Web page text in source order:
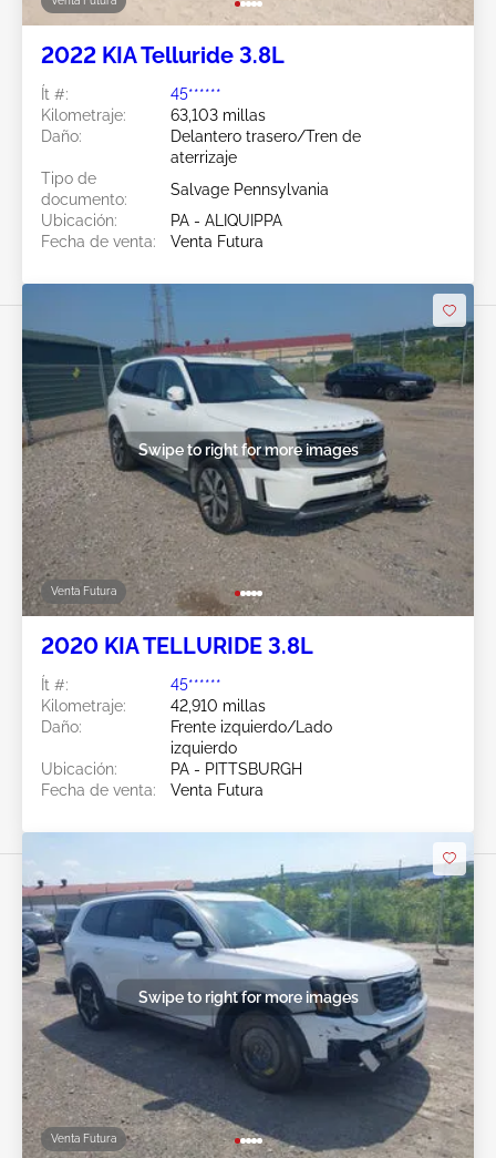
2022 KIA Telluride 3.8L
Ít #:
45******
Kilometraje:
63,103 millas
Daño:
Delantero trasero/Tren de
aterrizaje
Tipo de
documento:
Salvage Pennsylvania
Ubicación:
PA - ALIQUIPPA
Fecha de venta:
Venta Futura
Venta Futura
Swipe to right for more images
2020 KIA TELLURIDE 3.8L
Ít #:
45******
Kilometraje:
42,910 millas
Daño:
Frente izquierdo/Lado
izquierdo
Ubicación:
PA - PITTSBURGH
Fecha de venta:
Venta Futura
Venta Futura
Swipe to right for more images